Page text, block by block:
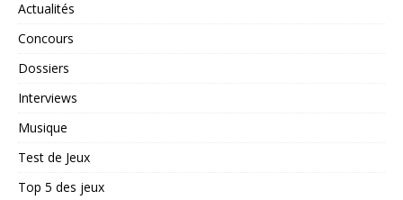
Actualités
Concours
Dossiers
Interviews
Musique
Test de Jeux
Top 5 des jeux